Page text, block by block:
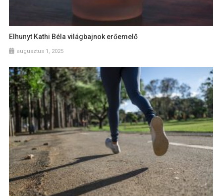
Elhunyt Kathi Béla világbajnok erőemelő
augusztus 1, 2025